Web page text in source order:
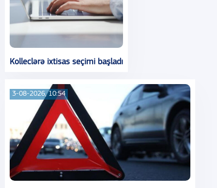
Kolleclərə ixtisas seçimi başladı
3-08-2026, 10:54